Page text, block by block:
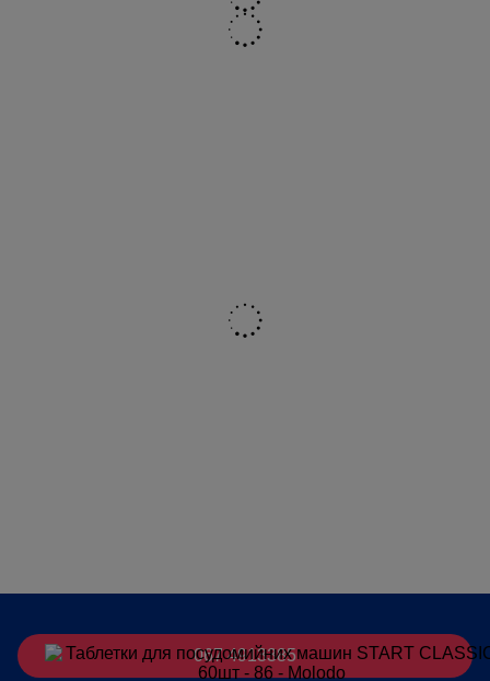
067 4913385